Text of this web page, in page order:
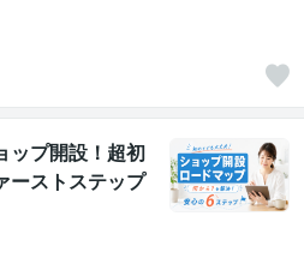
ップ開設！超初
ーストステップ